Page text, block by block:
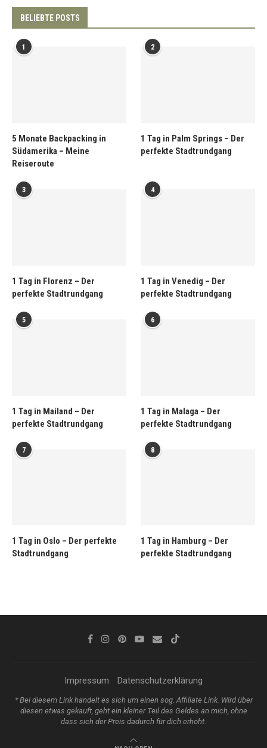
BELIEBTE POSTS
1
5 Monate Backpacking in
Südamerika – Meine
Reiseroute
2
1 Tag in Palm Springs – Der
perfekte Stadtrundgang
3
1 Tag in Florenz – Der
perfekte Stadtrundgang
4
1 Tag in Venedig – Der
perfekte Stadtrundgang
5
1 Tag in Mailand – Der
perfekte Stadtrundgang
6
1 Tag in Malaga – Der
perfekte Stadtrundgang
7
1 Tag in Oslo – Der perfekte
Stadtrundgang
8
1 Tag in Hamburg – Der
perfekte Stadtrundgang
Impressum Datenschutzerklärung
* Bei diesem Link handelt es sich um einen sog. Affiliate Link. Wird über
diesen etwas gekauft, geht ein kleiner Teil des Geldes an mich, ohne
dass sich der Preis dadurch für dich erhöht.